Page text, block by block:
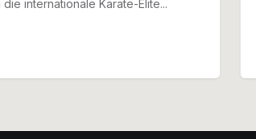
internationale Karate-Elite...